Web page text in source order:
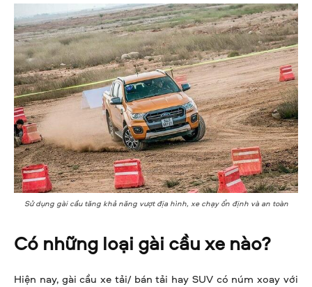
Sử dụng gài cầu tăng khả năng vượt địa hình, xe chạy ổn định và an toàn
Có những loại gài cầu xe nào?
Hiện nay, gài cầu xe tải/ bán tải hay SUV có núm xoay với